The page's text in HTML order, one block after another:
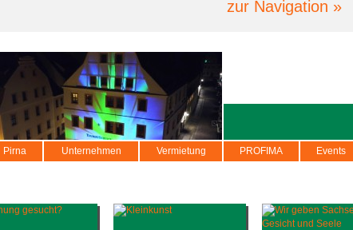
zur Navigation »
Pirna Unternehmen Vermietung PROFIMA Events